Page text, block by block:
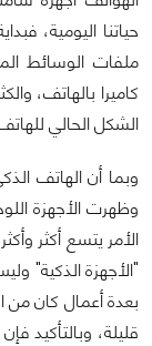
حياتنا اليومية،
ملفات الوسائط
كاميرا بالهاتف،
الشكل الحالي
وبما أن الهاتف
وظهرت الأجهزة
الأمر يتسع أكثر
"الأجهزة الذكية"
بعدة أعمال كان
قليلة، وبالتأكيد